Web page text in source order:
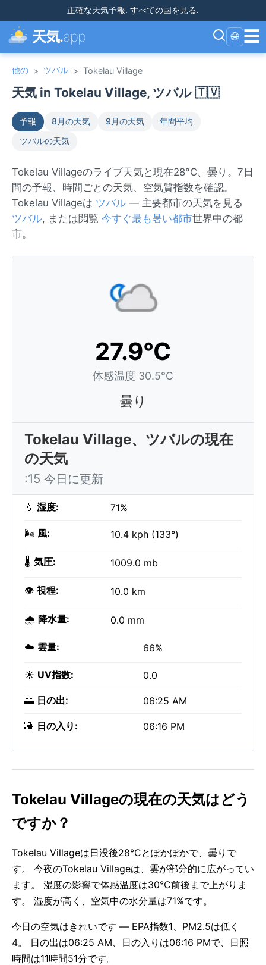
正確な天気予報. すべての国を見る.
天気.app 🌐 ☰
他の > ツバル > Tokelau Village
天気 in Tokelau Village, ツバル 🇹🇻
予報 8月の天気 9月の天気
年間平均
ツバルの天気
Tokelau Villageのライブ天気と現在28°C、曇り。7日
間の予報、時間ごとの天気、空気質指数を確認。
Tokelau Villageは ツバル — 主要都市の天気を見る
ツバル, または閲覧 今すぐ最も暑い都市世界中の都
市。
27.9°C
体感温度 30.5°C
曇り
Tokelau Village、ツバルの現在
の天気
:15 今日に更新
💧 湿度: 71%
🌬️ 風: 10.4 kph (133°)
🌡️ 気圧: 1009.0 mb
👁️ 視程: 10.0 km
🌧️ 降水量: 0.0 mm
☁️ 雲量: 66%
☀️ UV指数: 0.0
🌅 日の出: 06:25 AM
🌇 日の入り: 06:16 PM
Tokelau Villageの現在の天気はどう
ですか？
Tokelau Villageは日没後28°Cとぽかぽかで、曇りで
す。 今夜のTokelau Villageは、雲が部分的に広がってい
ます。 湿度の影響で体感温度は30°C前後まで上がりま
す。 湿度が高く、空気中の水分量は71%です。
今日の空気はきれいです — EPA指数1、PM2.5は低く
4。 日の出は06:25 AM、日の入りは06:16 PMで、日照
時間は11時間51分です。